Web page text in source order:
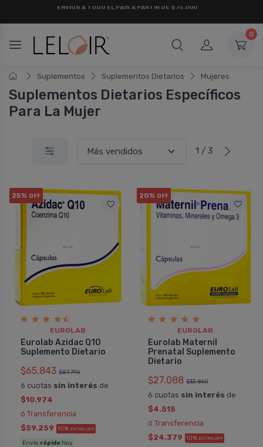
0
Suplementos Suplementos Dietarios Mujeres
Suplementos Dietarios Especí­ficos
Para La Mujer
1 / 3
25% OFF
EUROLAB
Eurolab Azidac Q10
Suplemento Dietario
$65.843 $87.790
6 cuotas sin interés de
$10.974
ó Transferencia
$59.259 10% EXTRA OFF
Envío rápido hoy
20% OFF
EUROLAB
Eurolab Maternil
Prenatal Suplemento
Dietario
$27.088 $33.860
6 cuotas sin interés de
$4.515
ó Transferencia
$24.379 10% EXTRA OFF